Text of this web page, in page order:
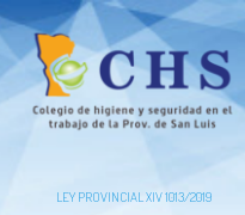
LEY PROVINCIAL XIV 1013/2019